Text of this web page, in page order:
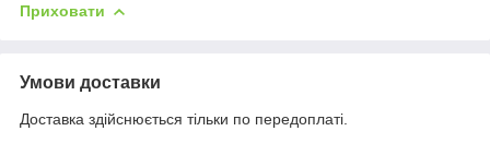
Приховати
Умови доставки
Доставка здійснюється тільки по передоплаті.